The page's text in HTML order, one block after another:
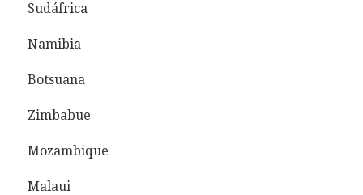
Sudáfrica
Namibia
Botsuana
Zimbabue
Mozambique
Malaui